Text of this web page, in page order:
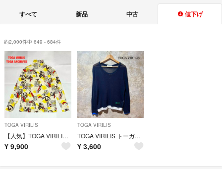
すべて 新品 中古 値下げ
約2,000件中 649 - 684件
TOGA VIRILIS
【人気】TOGA VIRILIS TOGA ARCHIVES タートルネック
¥ 9,900
TOGA VIRILIS
TOGA VIRILIS トーガビリリース メッシュカットソー ロンT
¥ 3,600